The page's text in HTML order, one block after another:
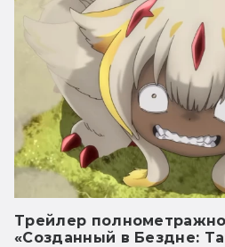
Трейлер
«Созданный в Бездне: